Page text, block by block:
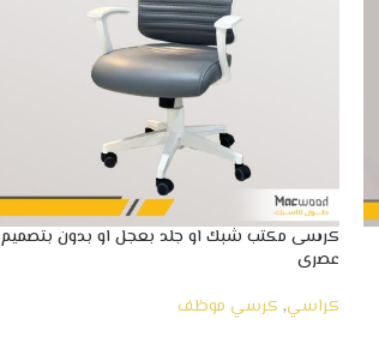
كرسى مكتب شبك او جلد بعجل او بدون بتصميم
عصرى
كراسي, كرسي موظف